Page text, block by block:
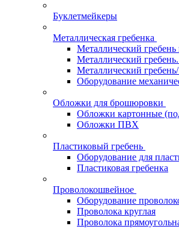
Буклетмейкеры
Металлическая гребенка
Металлический
Металлический
Металлический
Оборудование
Обложки для брошюровки
Обложки картонные
Обложки ПВХ
Пластиковый гребень
Оборудование для
Пластиковая гребенка
Проволокошвейное
Оборудование
Проволока круглая
Проволока